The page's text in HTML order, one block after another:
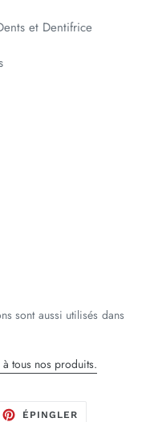
et Dentifrice
sont aussi utilisés dans
tous nos produits.
ÉPINGLER